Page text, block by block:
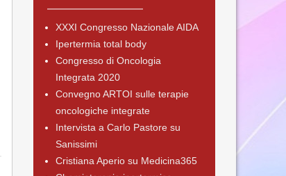
XXXI Congresso Nazionale AIDA
Ipertermia total body
Congresso di Oncologia
Integrata 2020
Convegno ARTOI sulle terapie
oncologiche integrate
Intervista a Carlo Pastore su
Sanissimi
Cristiana Aperio su Medicina365